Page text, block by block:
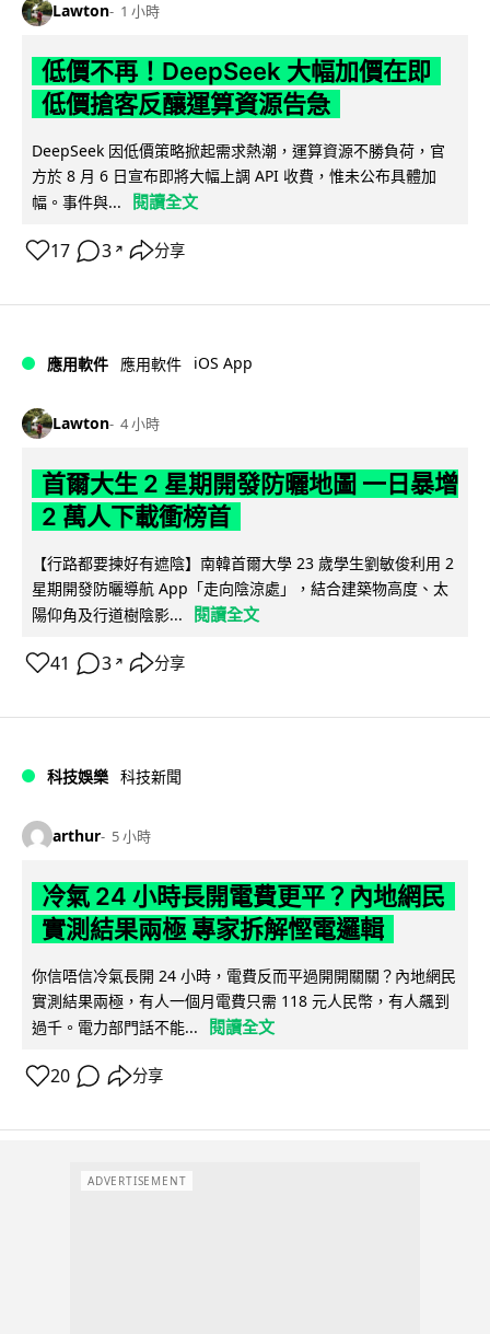
Lawton 1 小時
低價不再！DeepSeek 大幅加價在即
低價搶客反釀運算資源告急
DeepSeek 因低價策略掀起需求熱潮，運算資源不勝負荷，官
方於 8 月 6 日宣布即將大幅上調 API 收費，惟未公布具體加
幅。事件與...
閱讀全文
17 3 ↗ 分享
應用軟件 應用軟件 iOS App
Lawton 4 小時
首爾大生 2 星期開發防曬地圖 一日暴增
2 萬人下載衝榜首
【行路都要揀好有遮陰】南韓首爾大學 23 歲學生劉敏俊利用 2
星期開發防曬導航 App「走向陰涼處」，結合建築物高度、太
陽仰角及行道樹陰影...
閱讀全文
41 3 ↗ 分享
科技娛樂 科技新聞
arthur 5 小時
冷氣 24 小時長開電費更平？內地網民
實測結果兩極 專家拆解慳電邏輯
你信唔信冷氣長開 24 小時，電費反而平過開開關關？內地網民
實測結果兩極，有人一個月電費只需 118 元人民幣，有人飆到
過千。電力部門話不能...
閱讀全文
20 分享
ADVERTISEMENT